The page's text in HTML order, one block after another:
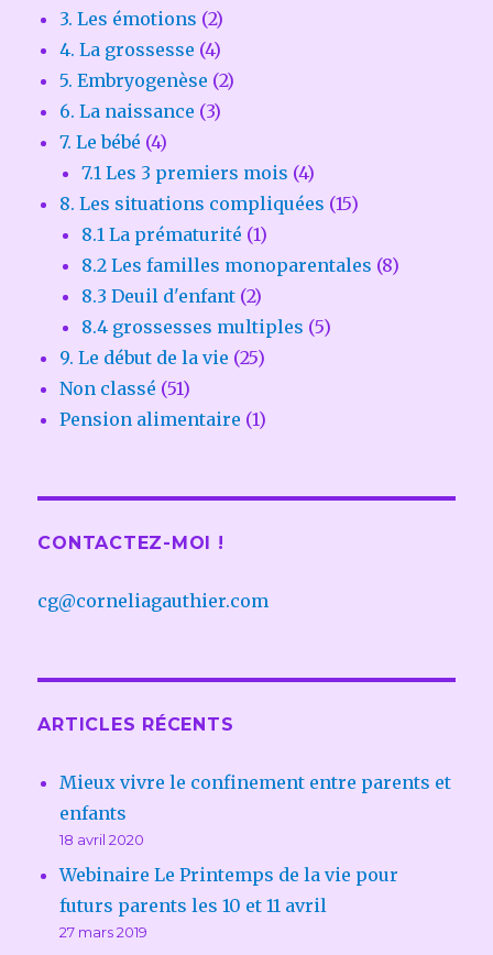
3. Les émotions (2)
4. La grossesse (4)
5. Embryogenèse (2)
6. La naissance (3)
7. Le bébé (4)
7.1 Les 3 premiers mois (4)
8. Les situations compliquées (15)
8.1 La prématurité (1)
8.2 Les familles monoparentales (8)
8.3 Deuil d'enfant (2)
8.4 grossesses multiples (5)
9. Le début de la vie (25)
Non classé (51)
Pension alimentaire (1)
CONTACTEZ-MOI !
cg@corneliagauthier.com
ARTICLES RÉCENTS
Mieux vivre le confinement entre parents et
enfants
18 avril 2020
Webinaire Le Printemps de la vie pour
futurs parents les 10 et 11 avril
27 mars 2019